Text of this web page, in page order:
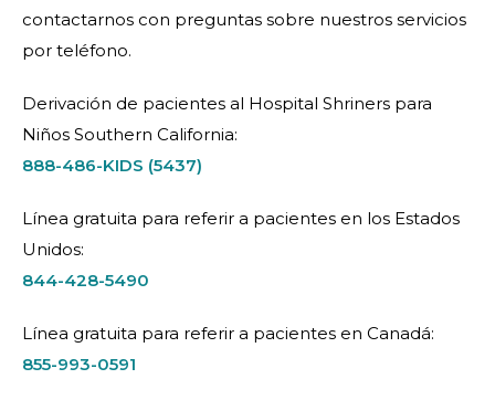
contactarnos con preguntas sobre nuestros servicios
por teléfono.
Derivación de pacientes al Hospital Shriners para
Niños Southern California:
888-486-KIDS (5437)
Línea gratuita para referir a pacientes en los Estados
Unidos:
844-428-5490
Línea gratuita para referir a pacientes en Canadá:
855-993-0591